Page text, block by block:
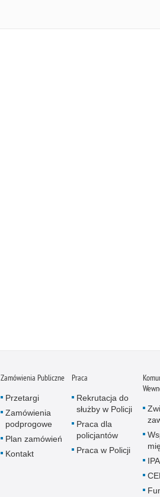
Zamówienia Publiczne
Przetargi
Zamówienia
podprogowe
Plan zamówień
Kontakt
Praca
Rekrutacja do
służby w Policji
Praca dla
policjantów
Praca w Policji
IPA